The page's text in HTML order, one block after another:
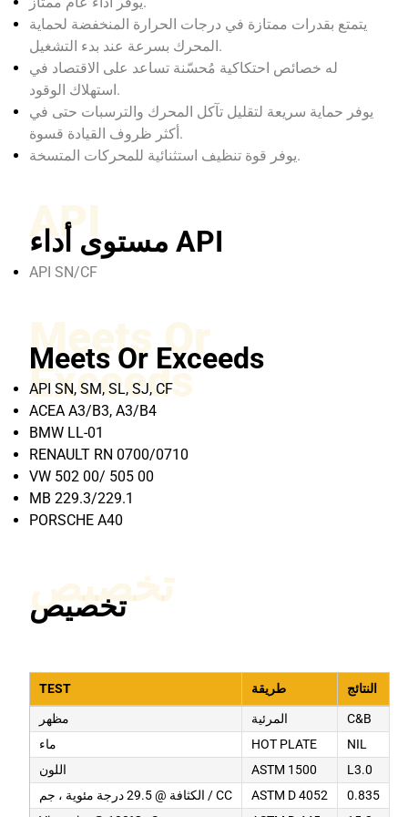
يتمتع بقدرات ممتازة في درجات الحرارة المنخفضة لحماية
المحرك بسرعة عند بدء التشغيل.
له خصائص احتكاكية مُحسّنة تساعد على الاقتصاد في
استهلاك الوقود.
يوفر حماية سريعة لتقليل تآكل المحرك والترسبات حتى في
أكثر ظروف القيادة قسوة.
يوفر قوة تنظيف استثنائية للمحركات المتسخة.
API مستوى أداء API
API SN/CF
Meets Or
Exceeds
Meets Or Exceeds
API SN, SM, SL, SJ, CF
ACEA A3/B3, A3/B4
BMW LL-01
RENAULT RN 0700/0710
VW 502 00/ 505 00
MB 229.3/229.1
PORSCHE A40
تخصيص
تخصيص
TEST طريقة النتائج
مظهر المرئية
C&B
ماء
HOT PLATE
NIL
اللون
ASTM 1500
L3.0
الكثافة @ 29.5 درجة مئوية ، جم / CC
ASTM D 4052
0.835